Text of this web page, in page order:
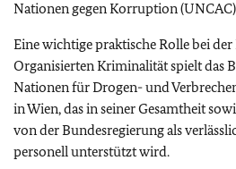
Nationen gegen Korruption
Eine wichtige praktische Rolle bei
Organisierten Kriminalität spielt das
Nationen für Drogen- und
in Wien, das in seiner Gesamtheit
von der Bundesregierung als
personell unterstützt wird.